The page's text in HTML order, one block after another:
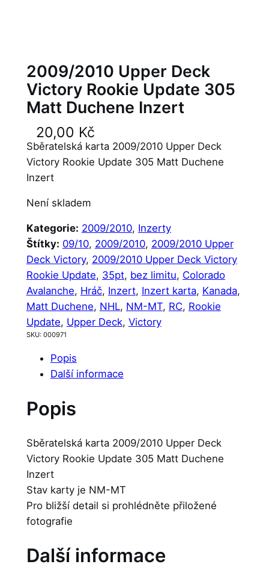
2009/2010 Upper Deck
Victory Rookie Update 305
Matt Duchene Inzert
20,00 Kč
Sběratelská karta 2009/2010 Upper Deck
Victory Rookie Update 305 Matt Duchene
Inzert
Není skladem
Kategorie: 2009/2010, Inzerty
Štítky: 09/10, 2009/2010, 2009/2010 Upper
Deck Victory, 2009/2010 Upper Deck Victory
Rookie Update, 35pt, bez limitu, Colorado
Avalanche, Hráč, Inzert, Inzert karta, Kanada
Matt Duchene, NHL, NM-MT, RC, Rookie
Update, Upper Deck, Victory
SKU: 000971
Popis
Další informace
Popis
Sběratelská karta 2009/2010 Upper Deck
Victory Rookie Update 305 Matt Duchene
Inzert
Stav karty je NM-MT
Pro bližší detail si prohlédněte přiložené
fotografie
Další informace